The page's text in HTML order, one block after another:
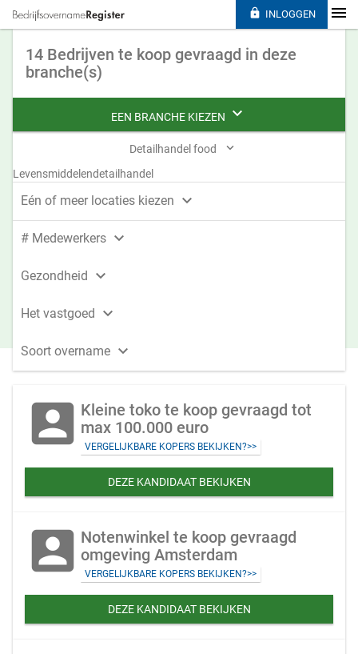
14 Bedrijven te koop gevraagd in deze
branche(s)
EEN BRANCHE KIEZEN 
Detailhandel food 
Levensmiddelendetailhandel
Eén of meer locaties kiezen 
# Medewerkers 
Gezondheid 
Het vastgoed 
Soort overname 
account_box Kleine toko te koop gevraagd tot
max 100.000 euro
VERGELIJKBARE KOPERS BEKIJKEN?>>
DEZE KANDIDAAT BEKIJKEN
account_box Notenwinkel te koop gevraagd
omgeving Amsterdam
VERGELIJKBARE KOPERS BEKIJKEN?>>
DEZE KANDIDAAT BEKIJKEN
 INLOGGEN